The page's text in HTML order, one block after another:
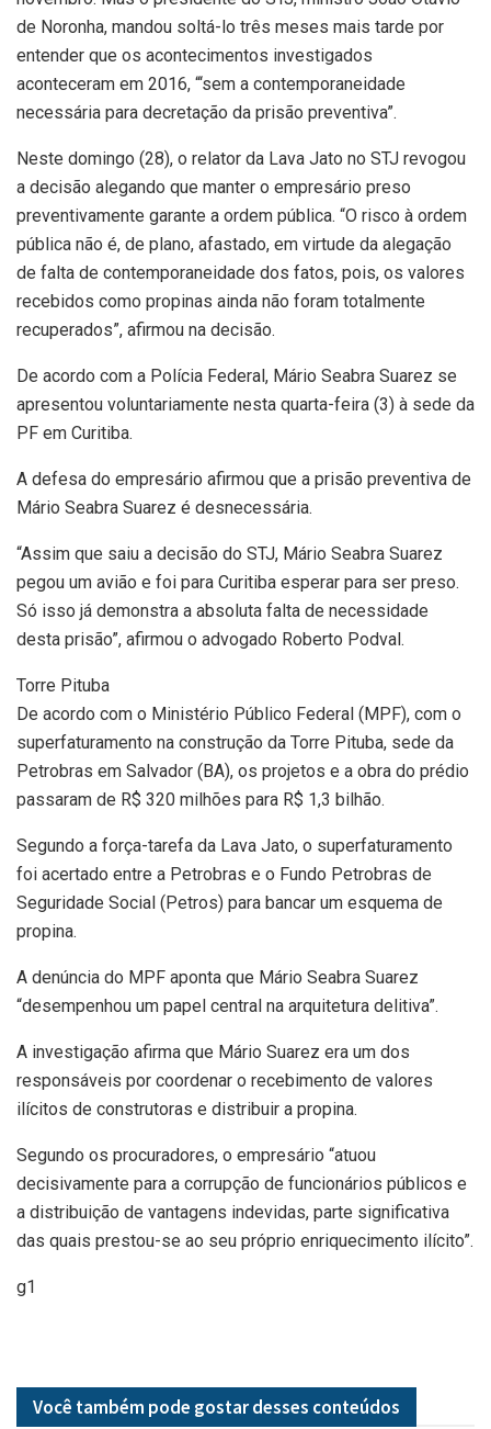
de Noronha, mandou soltá-lo três meses mais tarde por
entender que os acontecimentos investigados
aconteceram em 2016, “‘sem a contemporaneidade
necessária para decretação da prisão preventiva”.
Neste domingo (28), o relator da Lava Jato no STJ revogou
a decisão alegando que manter o empresário preso
preventivamente garante a ordem pública. “O risco à ordem
pública não é, de plano, afastado, em virtude da alegação
de falta de contemporaneidade dos fatos, pois, os valores
recebidos como propinas ainda não foram totalmente
recuperados”, afirmou na decisão.
De acordo com a Polícia Federal, Mário Seabra Suarez se
apresentou voluntariamente nesta quarta-feira (3) à sede da
PF em Curitiba.
A defesa do empresário afirmou que a prisão preventiva de
Mário Seabra Suarez é desnecessária.
“Assim que saiu a decisão do STJ, Mário Seabra Suarez
pegou um avião e foi para Curitiba esperar para ser preso.
Só isso já demonstra a absoluta falta de necessidade
desta prisão”, afirmou o advogado Roberto Podval.
Torre Pituba
De acordo com o Ministério Público Federal (MPF), com o
superfaturamento na construção da Torre Pituba, sede da
Petrobras em Salvador (BA), os projetos e a obra do prédio
passaram de R$ 320 milhões para R$ 1,3 bilhão.
Segundo a força-tarefa da Lava Jato, o superfaturamento
foi acertado entre a Petrobras e o Fundo Petrobras de
Seguridade Social (Petros) para bancar um esquema de
propina.
A denúncia do MPF aponta que Mário Seabra Suarez
“desempenhou um papel central na arquitetura delitiva”.
A investigação afirma que Mário Suarez era um dos
responsáveis por coordenar o recebimento de valores
ilícitos de construtoras e distribuir a propina.
Segundo os procuradores, o empresário “atuou
decisivamente para a corrupção de funcionários públicos e
a distribuição de vantagens indevidas, parte significativa
das quais prestou-se ao seu próprio enriquecimento ilícito”.
g1
Você também pode gostar desses conteúdos